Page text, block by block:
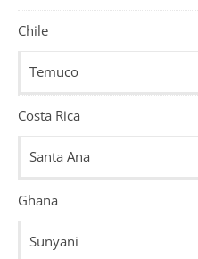
Chile
Temuco
Costa Rica
Santa Ana
Ghana
Sunyani